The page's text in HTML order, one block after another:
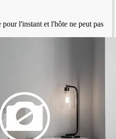
l'instant et l'hôte ne peut pas